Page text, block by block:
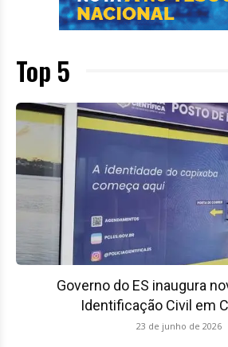
Top 5
Governo do ES inaugura
Identificação Civil em
23 de junho de 2026